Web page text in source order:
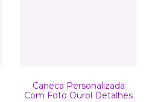
Caneca Personalizada
Com Foto Ourol Detalhes